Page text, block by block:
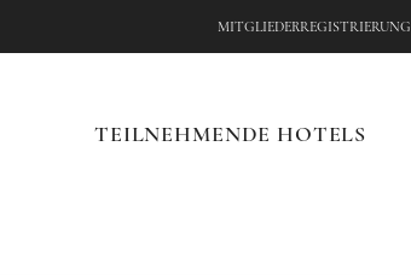
MITGLIEDERREGISTRIERUNG
TEILNEHMENDE HOTELS